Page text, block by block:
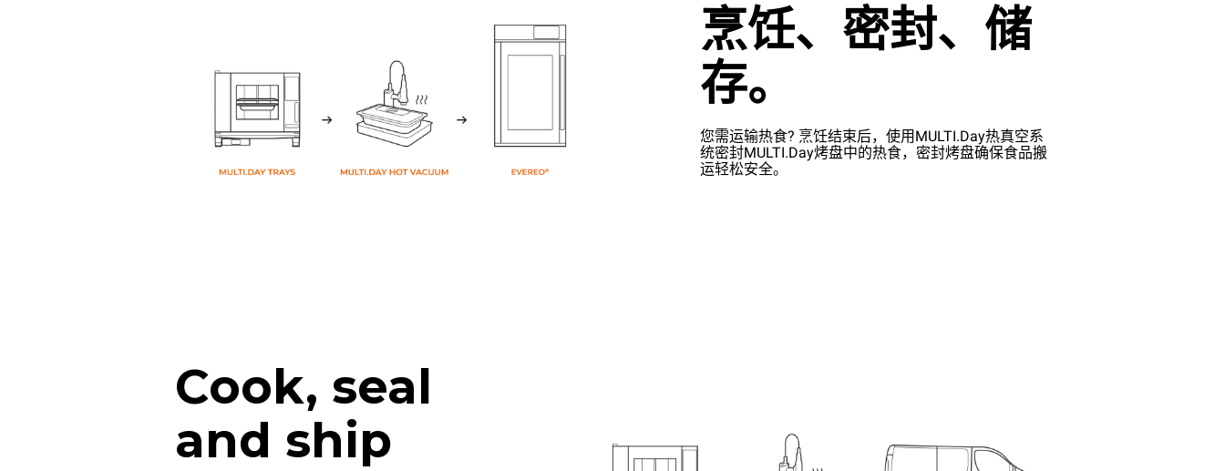
烹饪、密封、储
存。
您需运输热食? 烹饪结束后，使用MULTI.Day热真空系
统密封MULTI.Day烤盘中的热食，密封烤盘确保食品搬
运轻松安全。
Cook, seal
and ship